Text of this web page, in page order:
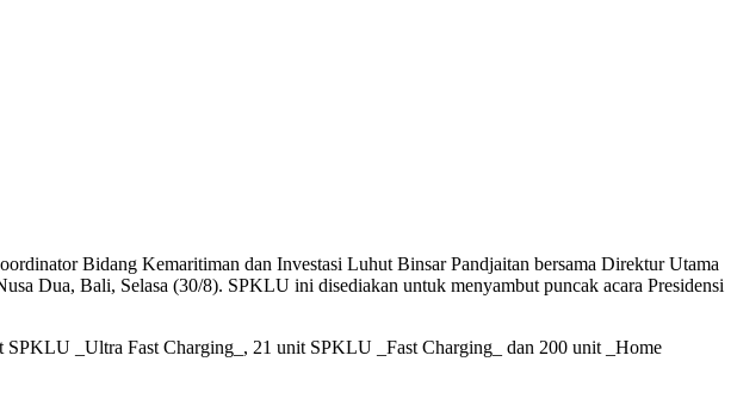
Bidang Kemaritiman dan Investasi Luhut Binsar Pandjaitan bersama Direktur Utama
Dua, Bali, Selasa (30/8). SPKLU ini disediakan untuk menyambut puncak acara Presidensi
_Ultra Fast Charging_, 21 unit SPKLU _Fast Charging_ dan 200 unit _Home